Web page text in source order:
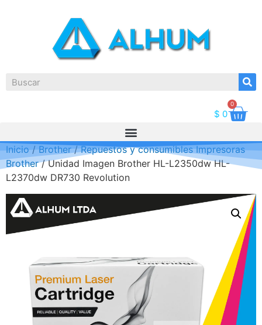
$ 0
0
Inicio/Brother/Repuestos y consumibles Impresoras
Brother/ Unidad Imagen Brother HL-L2350dw HL-
L2370dw DR730 Revolution